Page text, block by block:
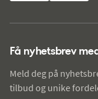
Få nyhetsbrev
Meld deg på
tilbud og unike